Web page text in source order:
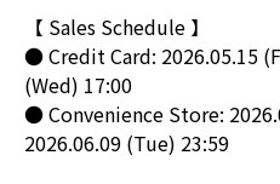
【 Sales Schedule 】
● Credit Card: 2026.05.15
(Wed) 17:00
● Convenience Store:
2026.06.09 (Tue) 23:59